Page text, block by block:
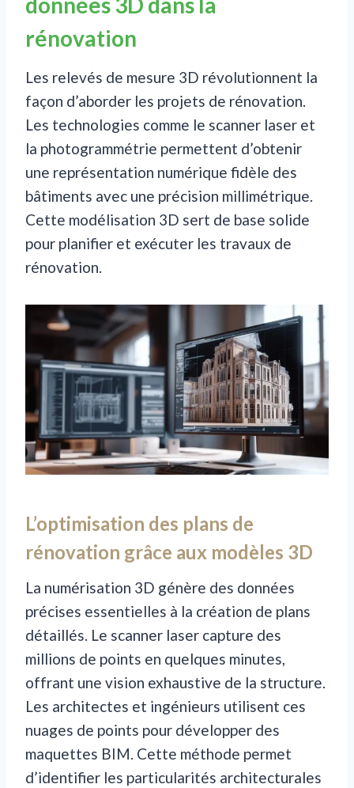
rénovation
Les relevés de mesure 3D révolutionnent la
façon d’aborder les projets de rénovation.
Les technologies comme le scanner laser et
la photogrammétrie permettent d’obtenir
une représentation numérique fidèle des
bâtiments avec une précision millimétrique.
Cette modélisation 3D sert de base solide
pour planifier et exécuter les travaux de
rénovation.
L’optimisation des plans de
rénovation grâce aux modèles 3D
La numérisation 3D génère des données
précises essentielles à la création de plans
détaillés. Le scanner laser capture des
millions de points en quelques minutes,
offrant une vision exhaustive de la structure.
Les architectes et ingénieurs utilisent ces
nuages de points pour développer des
maquettes BIM. Cette méthode permet
d’identifier les particularités architecturales